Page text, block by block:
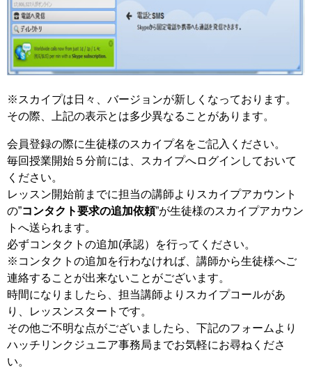
※スカイプは日々、バージョンが新しくなっております。
その際、上記の表示とは多少異なることがあります。
会員登録の際に生徒様のスカイプ名をご記入ください。
毎回授業開始５分前には、スカイプへログインしておいて
ください。
レッスン開始前までに担当の講師よりスカイプアカウント
の”コンタクト要求の追加依頼”が生徒様のスカイプアカウン
トへ送られます。
必ずコンタクトの追加(承認）を行ってください。
※コンタクトの追加を行わなければ、講師から生徒様へご
連絡することが出来ないことがございます。
時間になりましたら、担当講師よりスカイプコールがあ
り、レッスンスタートです。
その他ご不明な点がございましたら、下記のフォームより
ハッチリンクジュニア事務局までお気軽にお尋ねくださ
い。